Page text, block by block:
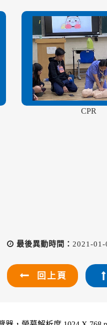
CPR
最後異動時間： 2021-
回上頁